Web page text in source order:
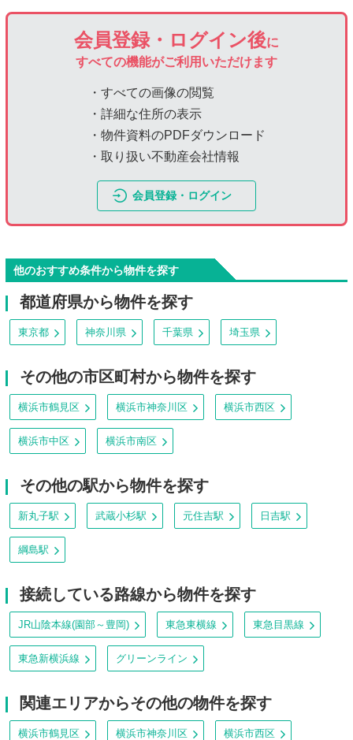
会員登録・ログイン後に
すべての機能がご利用いただけます
・すべての画像の閲覧
・詳細な住所の表示
・物件資料のPDFダウンロード
・取り扱い不動産会社情報
会員登録・ログイン
他のおすすめ条件から物件を探す
都道府県から物件を探す
東京都 神奈川県 千葉県 埼玉県
その他の市区町村から物件を探す
横浜市鶴見区 横浜市神奈川区 横浜市西区
横浜市中区 横浜市南区
その他の駅から物件を探す
新丸子駅 武蔵小杉駅 元住吉駅 日吉駅
綱島駅
接続している路線から物件を探す
JR山陰本線(園部～豊岡) 東急東横線 東急目黒線
東急新横浜線 グリーンライン
関連エリアからその他の物件を探す
横浜市鶴見区 横浜市神奈川区 横浜市西区